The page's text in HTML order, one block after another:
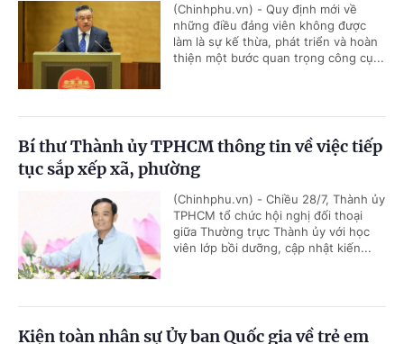
(Chinhphu.vn) - Quy định mới về
những điều đảng viên không được
làm là sự kế thừa, phát triển và hoàn
thiện một bước quan trọng công cụ...
Bí thư Thành ủy TPHCM thông tin về việc tiếp
tục sắp xếp xã, phường
(Chinhphu.vn) - Chiều 28/7, Thành ủy
TPHCM tổ chức hội nghị đối thoại
giữa Thường trực Thành ủy với học
viên lớp bồi dưỡng, cập nhật kiến...
Kiện toàn nhân sự Ủy ban Quốc gia về trẻ em